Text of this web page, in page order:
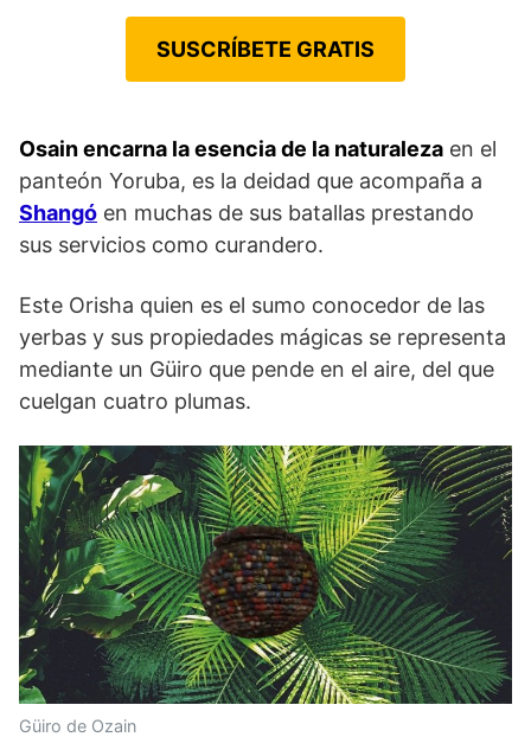
SUSCRÍBETE GRATIS
Osain encarna la esencia de la naturaleza en el
panteón Yoruba, es la deidad que acompaña a
Shangó en muchas de sus batallas prestando
sus servicios como curandero.
Este Orisha quien es el sumo conocedor de las
yerbas y sus propiedades mágicas se representa
mediante un Güiro que pende en el aire, del que
cuelgan cuatro plumas.
Güiro de Ozain